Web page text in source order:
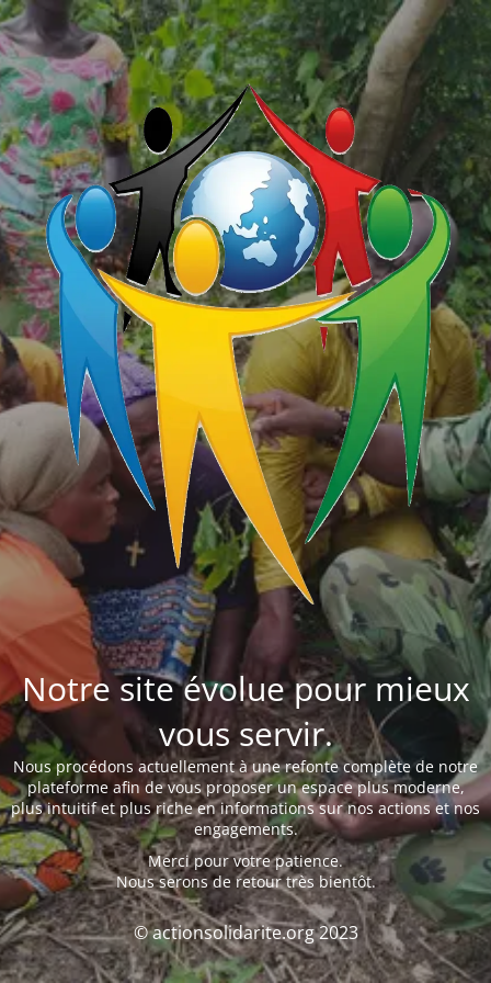
Notre site évolue pour mieux
vous servir.
Nous procédons actuellement à une refonte complète de notre
plateforme afin de vous proposer un espace plus moderne,
plus intuitif et plus riche en informations sur nos actions et nos
engagements.
Merci pour votre patience.
Nous serons de retour très bientôt.
© actionsolidarite.org 2023